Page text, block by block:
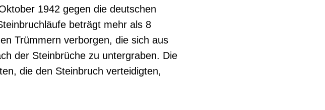
1942 gegen die deutschen
beträgt mehr als 8
Trümmern verborgen, die sich aus
der Steinbrüche zu untergraben. Die
die den Steinbruch verteidigten,